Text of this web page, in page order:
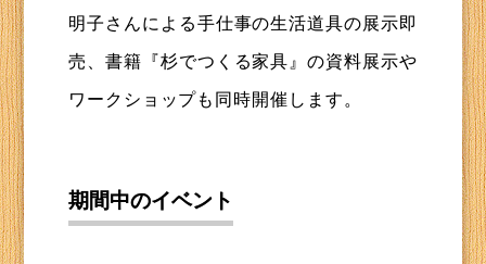
明子さんによる手仕事の生活道具の展示即
売、書籍『杉でつくる家具』の資料展示や
ワークショップも同時開催します。
期間中のイベント